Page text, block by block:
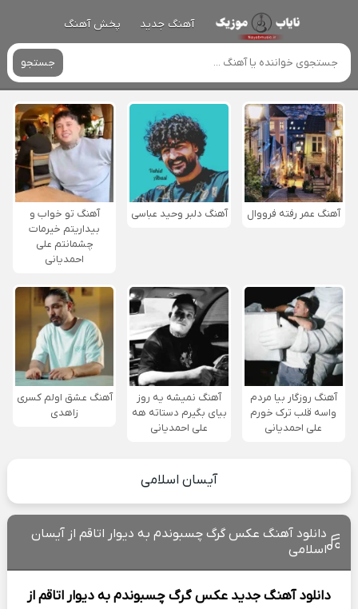
آهنگ جدید پخش آهنگ
جستجو
آهنگ عمر رفته فرووال آهنگ دلبر وحید عباسی
آهنگ تو خواب و
بیداریتم خیرمات
چشمانتم علی
احمدیانی
آهنگ روزگار بیا مردم
واسه قلب ترک خورم
علی احمدیانی
آهنگ نمیشه یه روز
بیای بگیرم دستاته هه
علی احمدیانی
آهنگ عشق اولم کسری
زاهدی
آیسان اسلامی
دانلود آهنگ عکس گرگ چسبوندم به دیوار اتاقم از آیسان
اسلامی
دانلود آهنگ جدید عکس گرگ چسبوندم به دیوار اتاقم از